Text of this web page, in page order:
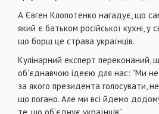
А Євген Клопотенко нагадує, що
який є батьком російської кухні, у
що борщ це страва українців.
Кулінарний експерт переконаний,
об'єднавчою ідеєю для нас: "Ми не
за якого президента голосувати,
що погано. Але ми всі йдемо